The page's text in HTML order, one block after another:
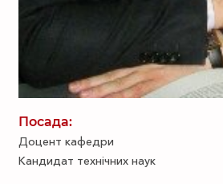
Посада:
Доцент кафедри
Кандидат технічних наук